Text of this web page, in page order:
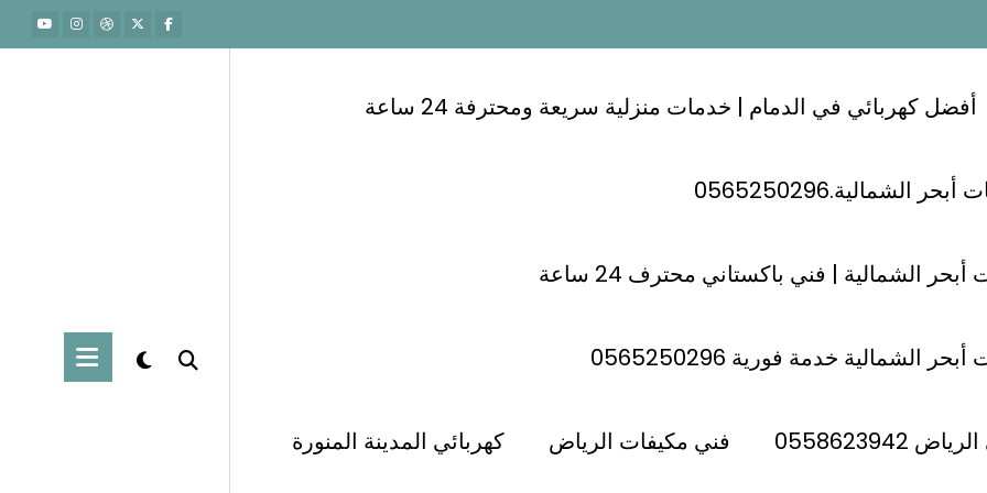
أفضل كهربائي في الدمام | خدمات منزلية سريعة ومحترفة 24 ساعة
الشمالية.0565250296
الشمالية | فني باكستاني محترف 24 ساعة
الشمالية خدمة فورية 0565250296
فني مكيفات الرياض كهربائي المدينة المنورة؛؛ كهربائي بنبان